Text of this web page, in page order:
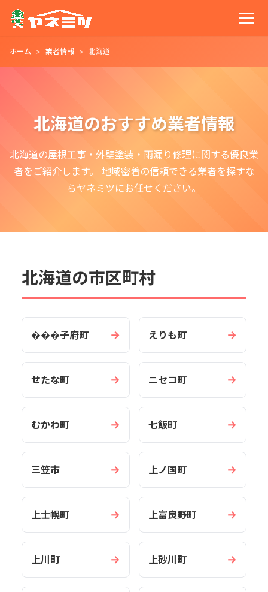
ホーム 業者情報 北海道
北海道のおすすめ業者情報
北海道の屋根工事・外壁塗装・雨漏り修理に関する優良業
者をご紹介します。 地域密着の信頼できる業者を探すな
らヤネミツにお任せください。
北海道の市区町村
���子府町 → えりも町 →
せたな町 → ニセコ町 →
むかわ町 → 七飯町 →
三笠市 → 上ノ国町 →
上士幌町 → 上富良野町 →
上川町 → 上砂川町 →